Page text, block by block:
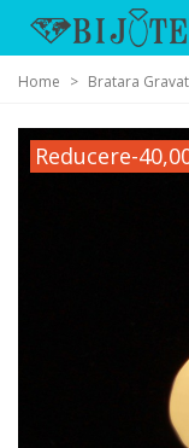
Home > Bratara
Reducere-